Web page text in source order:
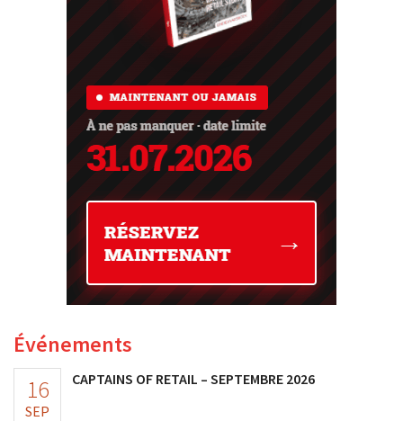
Événements
16
SEP
CAPTAINS OF RETAIL – SEPTEMBRE 2026